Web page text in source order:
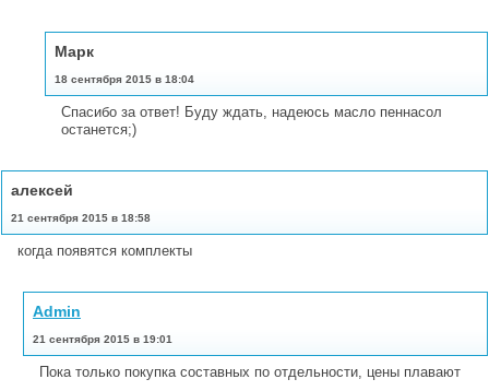
Марк
18 сентября 2015 в 18:04
Спасибо за ответ! Буду ждать, надеюсь масло пеннасол
останется;)
алексей
21 сентября 2015 в 18:58
когда появятся комплекты
Admin
21 сентября 2015 в 19:01
Пока только покупка составных по отдельности, цены плавают